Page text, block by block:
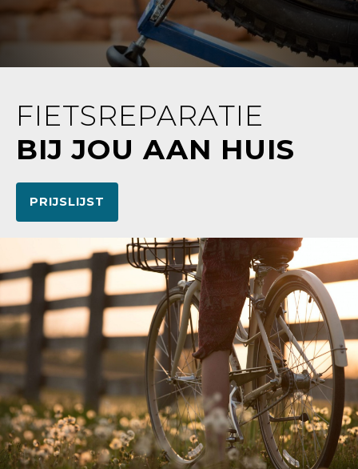
FIETSREPARATIE
BIJ JOU AAN HUIS
PRIJSLIJST